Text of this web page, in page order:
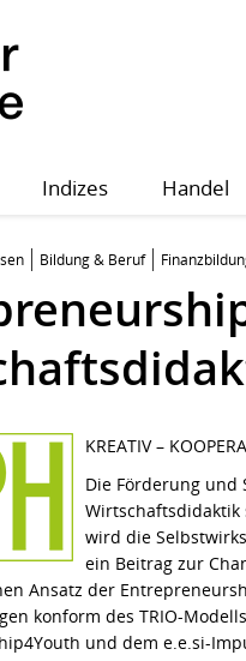
Indizes Handel
Bildung & Beruf
KREATIV –
Die Förderung
wird die
ein Beitrag zur
Ansatz der
konform des TRIO-
und dem e.e.si-